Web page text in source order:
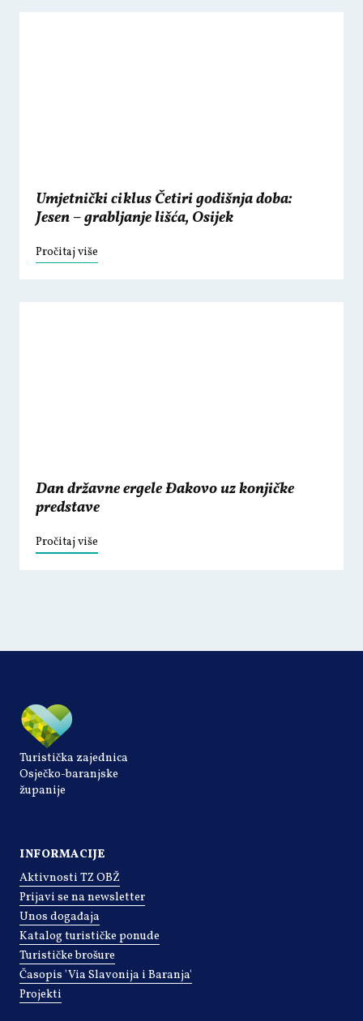
Umjetnički ciklus Četiri godišnja doba:
Jesen – grabljanje lišća, Osijek
Pročitaj više
Dan državne ergele Đakovo uz konjičke
predstave
Pročitaj više
Turistička zajednica
Osječko-baranjske
županije
INFORMACIJE
Aktivnosti TZ OBŽ
Prijavi se na newsletter
Unos događaja
Katalog turističke ponude
Turističke brošure
Časopis 'Via Slavonija i Baranja'
Projekti